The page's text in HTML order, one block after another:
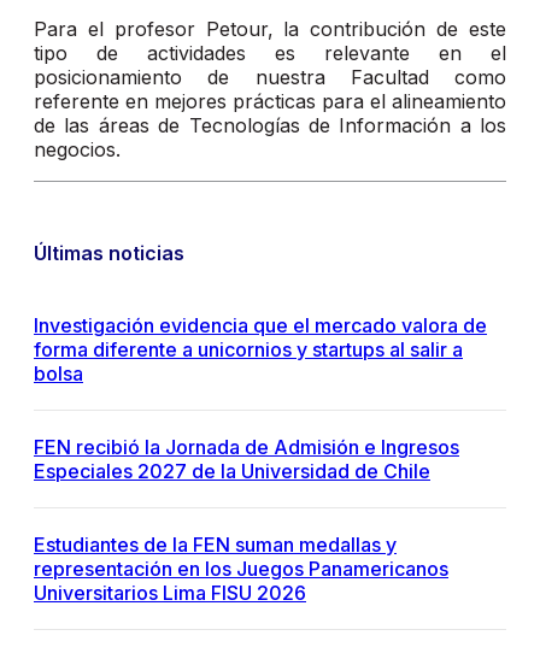
Para el profesor Petour, la contribución de este
tipo de actividades es relevante en el
posicionamiento de nuestra Facultad como
referente en mejores prácticas para el alineamiento
de las áreas de Tecnologías de Información a los
negocios.
Últimas noticias
Investigación evidencia que el mercado valora de
forma diferente a unicornios y startups al salir a
bolsa
FEN recibió la Jornada de Admisión e Ingresos
Especiales 2027 de la Universidad de Chile
Estudiantes de la FEN suman medallas y
representación en los Juegos Panamericanos
Universitarios Lima FISU 2026